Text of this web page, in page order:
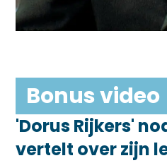
Bonus video
'Dorus Rijkers'
vertelt over zijn